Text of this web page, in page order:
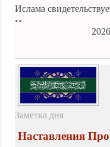
Ислама
Истины неизменно
Заметка дня
Наставления